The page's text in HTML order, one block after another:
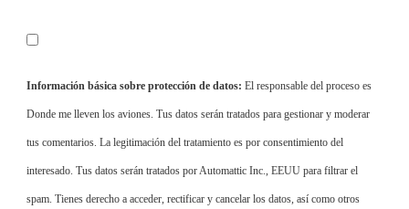
Información básica sobre protección de datos: El responsable del proceso es
Donde me lleven los aviones. Tus datos serán tratados para gestionar y moderar
tus comentarios. La legitimación del tratamiento es por consentimiento del
interesado. Tus datos serán tratados por Automattic Inc., EEUU para filtrar el
spam. Tienes derecho a acceder, rectificar y cancelar los datos, así como otros